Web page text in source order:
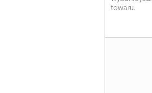
towaru.